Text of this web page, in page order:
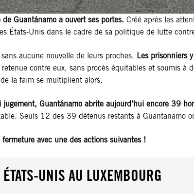
Guantánamo a ouvert ses portes. Créé après les
États-Unis dans le cadre de sa politique de lutte
aucune nouvelle de leurs proches. Les prisonniers
contre eux, sans procès équitables et soumis à
la faim se multiplient alors.
Guantánamo abrite aujourd’hui encore 39
Seuls 12 des 39 détenus restants à Guantanamo
avec une des actions suivantes !
UNIS AU LUXEMBOURG